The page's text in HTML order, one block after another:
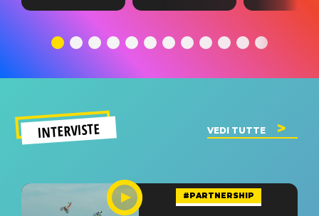
testo,
significato
traduzione e
del singolo
testo,
INTERVISTE VEDI TUTTE
#PARTNERSHIP